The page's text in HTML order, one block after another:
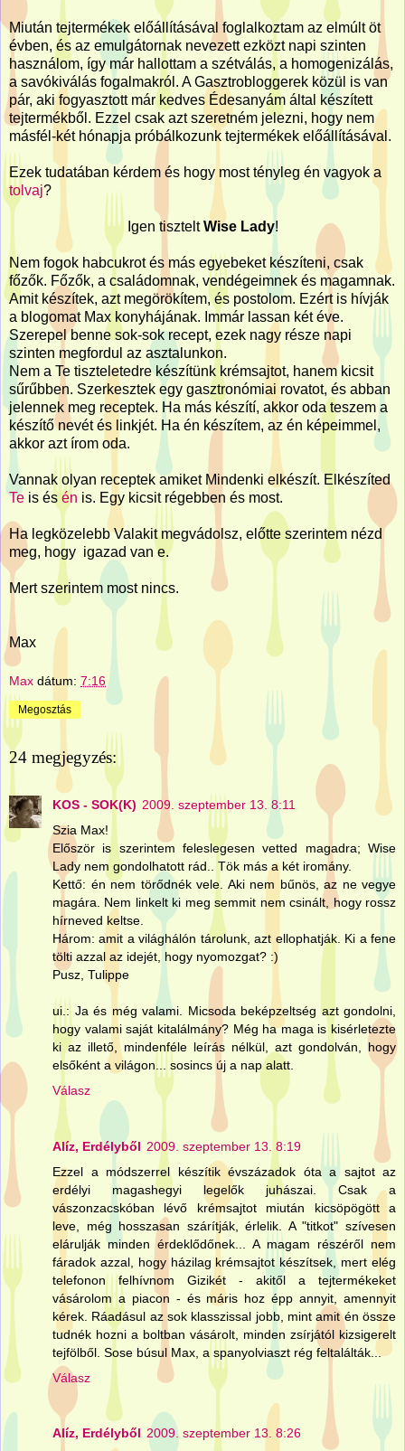
Miután tejtermékek előállításával foglalkoztam az elmúlt öt
évben, és az emulgátornak nevezett ezközt napi szinten
használom, így már hallottam a szétválás, a homogenizálás,
a savókiválás fogalmakról. A Gasztrobloggerek közül is van
pár, aki fogyasztott már kedves Édesanyám által készített
tejtermékből. Ezzel csak azt szeretném jelezni, hogy nem
másfél-két hónapja próbálkozunk tejtermékek előállításával.
Ezek tudatában kérdem és hogy most tényleg én vagyok a
tolvaj?
Igen tiszteltWise Lady!
Nem fogok habcukrot és más egyebeket készíteni, csak
főzők. Főzők, a családomnak, vendégeimnek és magamnak.
Amit készítek, azt megörökítem, és postolom. Ezért is hívják
a blogomat Max konyhájának. Immár lassan két éve.
Szerepel benne sok-sok recept, ezek nagy része napi
szinten megfordul az asztalunkon.
Nem a Te tiszteletedre készítünk krémsajtot, hanem kicsit
sűrűbben. Szerkesztek egy gasztronómiai rovatot, és abban
jelennek meg receptek. Ha más készítí, akkor oda teszem a
készítő nevét és linkjét. Ha én készítem, az én képeimmel,
akkor azt írom oda.
Vannak olyan receptek amiket Mindenki elkészít. Elkészíted
Te is és én is. Egy kicsit régebben és most.
Ha legközelebb Valakit megvádolsz, előtte szerintem nézd
meg, hogy igazad van e.
Mert szerintem most nincs.
Max
Max dátum: 7:16
Megosztás
24 megjegyzés:
KOS - SOK(K) 2009. szeptember 13. 8:11
Szia Max!
Először is szerintem feleslegesen vetted magadra; Wise
Lady nem gondolhatott rád.. Tök más a két iromány.
Kettő: én nem törődnék vele. Aki nem bűnös, az ne vegye
magára. Nem linkelt ki meg semmit nem csinált, hogy rossz
hírneved keltse.
Három: amit a világhálón tárolunk, azt ellophatják. Ki a fene
tölti azzal az idejét, hogy nyomozgat? :)
Pusz, Tulippe
ui.: Ja és még valami. Micsoda beképzeltség azt gondolni,
hogy valami saját kitalálmány? Még ha maga is kisérletezte
ki az illető, mindenféle leírás nélkül, azt gondolván, hogy
elsőként a világon... sosincs új a nap alatt.
Válasz
Alíz, Erdélyből 2009. szeptember 13. 8:19
Ezzel a módszerrel készítik évszázadok óta a sajtot az
erdélyi magashegyi legelők juhászai. Csak a
vászonzacskóban lévő krémsajtot miután kicsöpögött a
leve, még hosszasan szárítják, érlelik. A "titkot" szívesen
elárulják minden érdeklődőnek... A magam részéről nem
fáradok azzal, hogy házilag krémsajtot készítsek, mert elég
telefonon felhívnom Gizikét - akitől a tejtermékeket
vásárolom a piacon - és máris hoz épp annyit, amennyit
kérek. Ráadásul az sok klasszissal jobb, mint amit én össze
tudnék hozni a boltban vásárolt, minden zsírjától kizsigerelt
tejfölből. Sose búsul Max, a spanyolviaszt rég feltalálták...
Válasz
Alíz, Erdélyből 2009. szeptember 13. 8:26